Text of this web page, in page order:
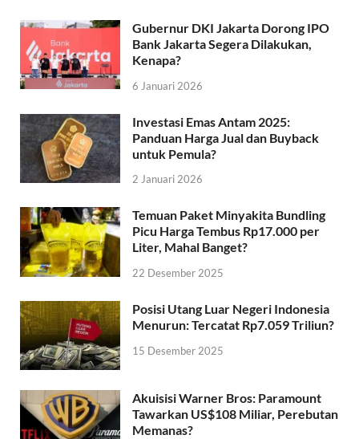
Gubernur DKI Jakarta Dorong IPO
Bank Jakarta Segera Dilakukan,
Kenapa?
6 Januari 2026
Investasi Emas Antam 2025:
Panduan Harga Jual dan Buyback
untuk Pemula?
2 Januari 2026
Temuan Paket Minyakita Bundling
Picu Harga Tembus Rp17.000 per
Liter, Mahal Banget?
22 Desember 2025
Posisi Utang Luar Negeri Indonesia
Menurun: Tercatat Rp7.059 Triliun?
15 Desember 2025
Akuisisi Warner Bros: Paramount
Tawarkan US$108 Miliar, Perebutan
Memanas?